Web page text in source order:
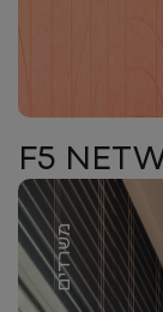
F5
משרדים